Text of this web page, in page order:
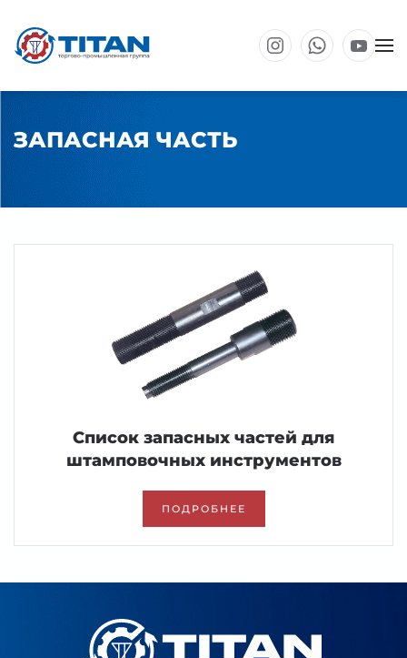
Перейти к основному содержанию
ЗАПАСНАЯ ЧАСТЬ
Список запасных частей для
штамповочных инструментов
ПОДРОБНЕЕ